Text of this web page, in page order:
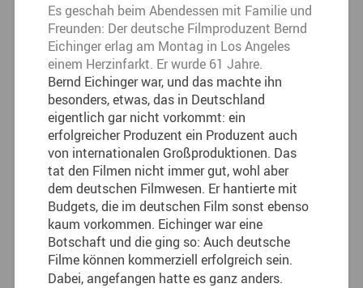
Es geschah beim Abendessen mit Familie und
Freunden: Der deutsche Filmproduzent Bernd
Eichinger erlag am Montag in Los Angeles
einem Herzinfarkt. Er wurde 61 Jahre.
Bernd Eichinger war, und das machte ihn
besonders, etwas, das in Deutschland
eigentlich gar nicht vorkommt: ein
erfolgreicher Produzent ein Produzent auch
von internationalen Großproduktionen. Das
tat den Filmen nicht immer gut, wohl aber
dem deutschen Filmwesen. Er hantierte mit
Budgets, die im deutschen Film sonst ebenso
kaum vorkommen. Eichinger war eine
Botschaft und die ging so: Auch deutsche
Filme können kommerziell erfolgreich sein.
Dabei, angefangen hatte es ganz anders.